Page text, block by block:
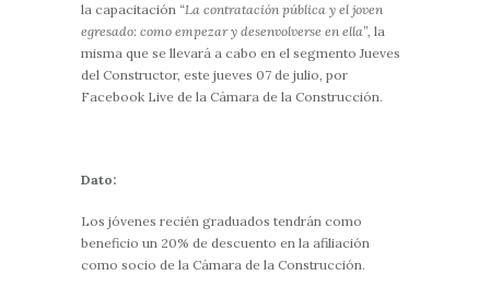
la capacitación “La contratación pública y el joven
egresado: como empezar y desenvolverse en ella”, la
misma que se llevará a cabo en el segmento Jueves
del Constructor, este jueves 07 de julio, por
Facebook Live de la Cámara de la Construcción.
Dato:
Los jóvenes recién graduados tendrán como
beneficio un 20% de descuento en la afiliación
como socio de la Cámara de la Construcción.